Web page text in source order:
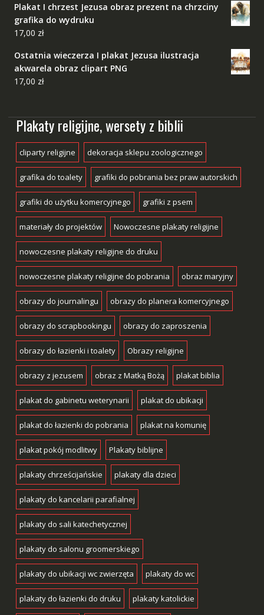
Plakat I chrzest Jezusa obraz prezent na chrzciny
grafika do wydruku
17,00 zł
Ostatnia wieczerza I plakat Jezusa ilustracja
akwarela obraz clipart PNG
17,00 zł
Plakaty religijne, wersety z biblii
cliparty religijne dekoracja sklepu zoologicznego
grafika do toalety grafiki do pobrania bez praw autorskich
grafiki do użytku komercyjnego grafiki z psem
materiały do projektów Nowoczesne plakaty religijne
nowoczesne plakaty religijne do druku
nowoczesne plakaty religijne do pobrania obraz maryjny
obrazy do journalingu obrazy do planera komercyjnego
obrazy do scrapbookingu obrazy do zaproszenia
obrazy do łazienki i toalety Obrazy religijne
obrazy z jezusem obraz z Matką Bożą plakat biblia
plakat do gabinetu weterynarii plakat do ubikacji
plakat do łazienki do pobrania plakat na komunię
plakat pokój modlitwy Plakaty biblijne
plakaty chrześcijańskie plakaty dla dzieci
plakaty do kancelarii parafialnej
plakaty do sali katechetycznej
plakaty do salonu groomerskiego
plakaty do ubikacji wc zwierzęta plakaty do wc
plakaty do łazienki do druku plakaty katolickie